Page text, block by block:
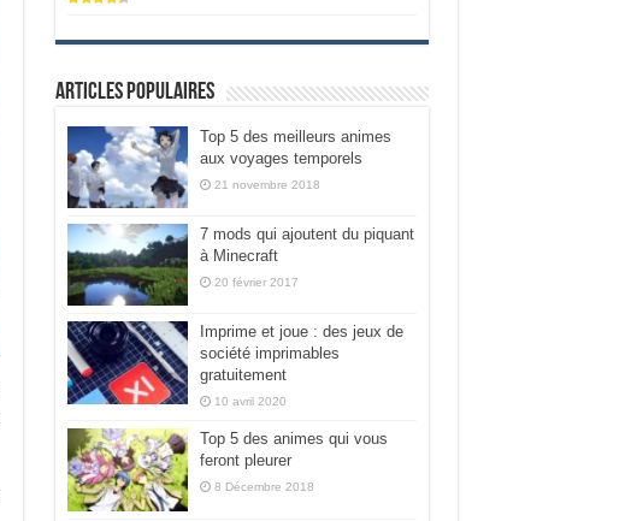
Articles populaires
Top 5 des meilleurs animes
aux voyages temporels
21 novembre 2018
7 mods qui ajoutent du piquant
à Minecraft
20 février 2017
Imprime et joue : des jeux de
société imprimables
gratuitement
10 avril 2020
Top 5 des animes qui vous
feront pleurer
8 Décembre 2018